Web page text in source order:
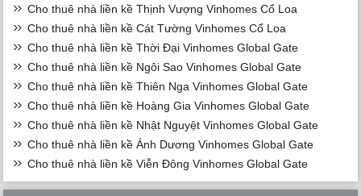
Cho thuê nhà liền kề Thịnh Vượng Vinhomes Cổ Loa
Cho thuê nhà liền kề Cát Tường Vinhomes Cổ Loa
Cho thuê nhà liền kề Thời Đại Vinhomes Global Gate
Cho thuê nhà liền kề Ngôi Sao Vinhomes Global Gate
Cho thuê nhà liền kề Thiên Nga Vinhomes Global Gate
Cho thuê nhà liền kề Hoàng Gia Vinhomes Global Gate
Cho thuê nhà liền kề Nhật Nguyệt Vinhomes Global Gate
Cho thuê nhà liền kề Ánh Dương Vinhomes Global Gate
Cho thuê nhà liền kề Viễn Đông Vinhomes Global Gate